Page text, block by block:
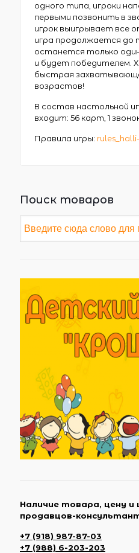
одного типа, игроки
первыми позвонить в
игрок выигрывает все
игра продолжается до
останется только
и будет победителем.
быстрая
возрастов!
В состав настольной
входит: 56 карт, 1
Правила игры:
Поиск товаров
Наличие товара, цену
продавцов-
+7 (918) 987-87-03
+7 (988) 6-203-203